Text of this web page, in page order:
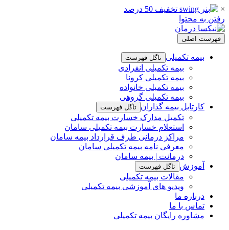
×
رفتن به محتوا
فهرست اصلی
بیمه تکمیلی تاگل فهرست
بیمه تکمیلی انفرادی
بیمه تکمیلی کرونا
بیمه تکمیلی خانواده
بیمه تکمیلی گروهی
کارتابل بیمه گذاران تاگل فهرست
تکمیل مدارک خسارت بیمه تکمیلی
استعلام خسارت بیمه تکمیلی سامان
مراکز درمانی طرف قرارداد بیمه سامان
معرفی نامه بیمه تکمیلی سامان
درمانت | بیمه سامان
آموزش تاگل فهرست
مقالات بیمه تکمیلی
ویدیو های آموزشی بیمه تکمیلی
درباره ما
تماس با ما
مشاوره رایگان بیمه تکمیلی